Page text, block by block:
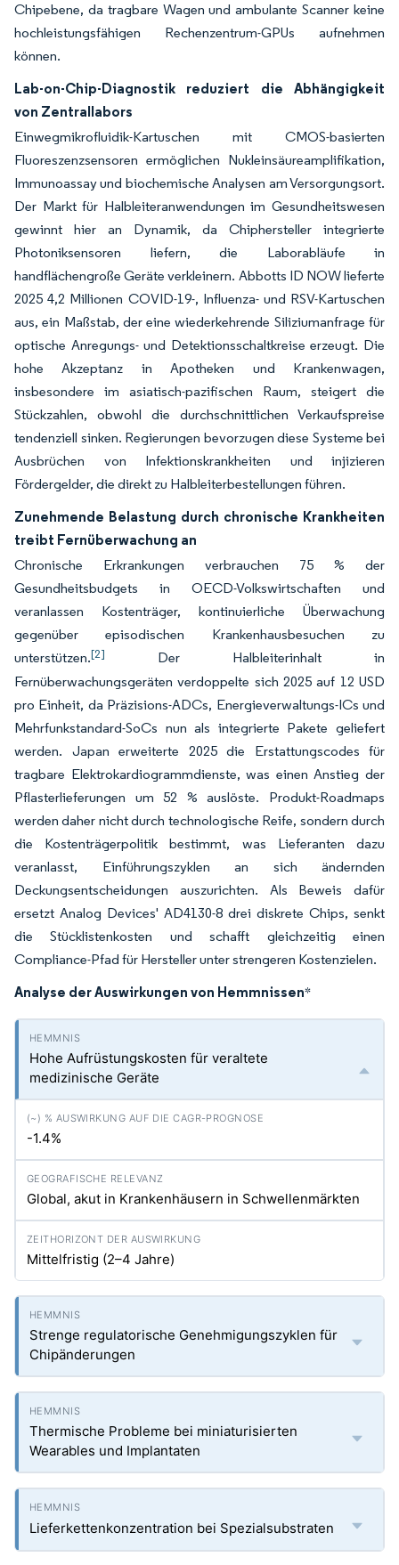
Chipebene, da tragbare Wagen und ambulante Scanner keine
hochleistungsfähigen Rechenzentrum-GPUs aufnehmen
können.
Lab-on-Chip-Diagnostik reduziert die Abhängigkeit
von Zentrallabors
Einwegmikrofluidik-Kartuschen mit CMOS-basierten
Fluoreszenzsensoren ermöglichen Nukleinsäureamplifikation,
Immunoassay und biochemische Analysen am Versorgungsort.
Der Markt für Halbleiteranwendungen im Gesundheitswesen
gewinnt hier an Dynamik, da Chiphersteller integrierte
Photoniksensoren liefern, die Laborabläufe in
handflächengroße Geräte verkleinern. Abbotts ID NOW lieferte
2025 4,2 Millionen COVID-19-, Influenza- und RSV-Kartuschen
aus, ein Maßstab, der eine wiederkehrende Siliziumanfrage für
optische Anregungs- und Detektionsschaltkreise erzeugt. Die
hohe Akzeptanz in Apotheken und Krankenwagen,
insbesondere im asiatisch-pazifischen Raum, steigert die
Stückzahlen, obwohl die durchschnittlichen Verkaufspreise
tendenziell sinken. Regierungen bevorzugen diese Systeme bei
Ausbrüchen von Infektionskrankheiten und injizieren
Fördergelder, die direkt zu Halbleiterbestellungen führen.
Zunehmende Belastung durch chronische Krankheiten
treibt Fernüberwachung an
Chronische Erkrankungen verbrauchen 75 % der
Gesundheitsbudgets in OECD-Volkswirtschaften und
veranlassen Kostenträger, kontinuierliche Überwachung
gegenüber episodischen Krankenhausbesuchen zu
unterstützen.[2]
Der Halbleiterinhalt in
Fernüberwachungsgeräten verdoppelte sich 2025 auf 12 USD
pro Einheit, da Präzisions-ADCs, Energieverwaltungs-ICs und
Mehrfunkstandard-SoCs nun als integrierte Pakete geliefert
werden. Japan erweiterte 2025 die Erstattungscodes für
tragbare Elektrokardiogrammdienste, was einen Anstieg der
Pflasterlieferungen um 52 % auslöste. Produkt-Roadmaps
werden daher nicht durch technologische Reife, sondern durch
die Kostenträgerpolitik bestimmt, was Lieferanten dazu
veranlasst, Einführungszyklen an sich ändernden
Deckungsentscheidungen auszurichten. Als Beweis dafür
ersetzt Analog Devices' AD4130-8 drei diskrete Chips, senkt
die Stücklistenkosten und schafft gleichzeitig einen
Compliance-Pfad für Hersteller unter strengeren Kostenzielen.
Analyse der Auswirkungen von Hemmnissen*
Hohe Aufrüstungskosten für veraltete
medizinische Geräte
-1.4%
Global, akut in Krankenhäusern in Schwellenmärkten
Mittelfristig (2–4 Jahre)
Strenge regulatorische Genehmigungszyklen für
Chipänderungen
Thermische Probleme bei miniaturisierten
Wearables und Implantaten
Lieferkettenkonzentration bei Spezialsubstraten